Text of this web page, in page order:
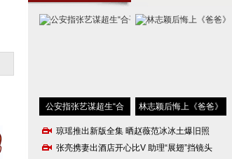
公安指张艺谋超生“合 林志颖后悔上《爸爸》
琼瑶推出新版全集 晒赵薇范冰冰土爆旧照
张亮携妻出酒店开心比V 助理“展翅”挡镜头